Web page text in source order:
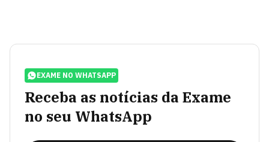
EXAME NO WHATSAPP
Receba as notícias da Exame
no seu WhatsApp